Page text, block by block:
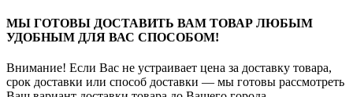
МЫ ГОТОВЫ ДОСТАВИТЬ ВАМ ТОВАР ЛЮБЫМ
УДОБНЫМ ДЛЯ ВАС СПОСОБОМ!
Внимание! Если Вас не устраивает цена за доставку товара,
срок доставки или способ доставки — мы готовы рассмотреть